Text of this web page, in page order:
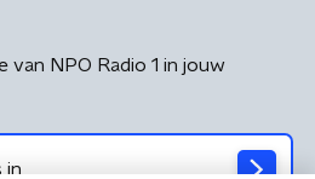
van NPO Radio 1 in jouw